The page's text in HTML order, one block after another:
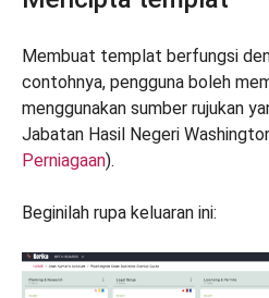
Membuat templat berfungsi
contohnya, pengguna boleh
menggunakan sumber rujukan
Jabatan Hasil Negeri
Perniagaan).
Beginilah rupa keluaran ini: